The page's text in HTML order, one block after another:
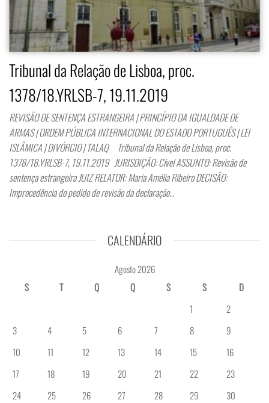
Tribunal da Relação de Lisboa, proc.
1378/18.YRLSB-7, 19.11.2019
REVISÃO DE SENTENÇA ESTRANGEIRA | PRINCÍPIO DA IGUALDADE DE
ARMAS | ORDEM PÚBLICA INTERNACIONAL DO ESTADO PORTUGUÊS | LEI
ISLÂMICA | DIVÓRCIO | TALAQ Tribunal da Relação de Lisboa, proc.
1378/18.YRLSB-7, 19.11.2019 JURISDIÇÃO: Cível ASSUNTO: Revisão de
sentença estrangeira JUIZ RELATOR: Maria Amélia Ribeiro DECISÃO:
Improcedência do pedido de revisão da declaração…
CALENDÁRIO
Agosto 2026
S
T Q Q S S
D
1
2
3
4 5 6 7 8
9
10
11 12 13 14 15
16
17
18 19 20 21 22
23
24
25 26 27 28 29
30